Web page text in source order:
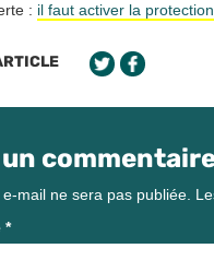
: il faut activer la
mail ne sera pas publiée.
*